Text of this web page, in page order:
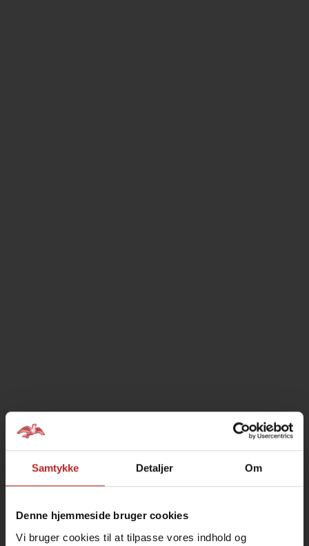
Samtykke Detaljer Om
Denne hjemmeside bruger cookies
Vi bruger cookies til at tilpasse vores indhold og